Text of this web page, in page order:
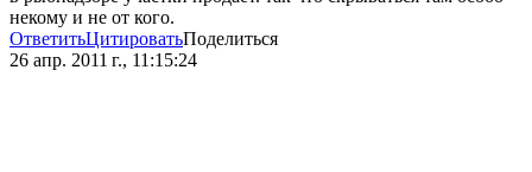
некому и не от кого.
ОтветитьЦитироватьПоделиться
26 апр. 2011 г., 11:15:24